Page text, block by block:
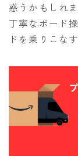
惑うかもしれ
丁寧なボード
ドを乗りこな